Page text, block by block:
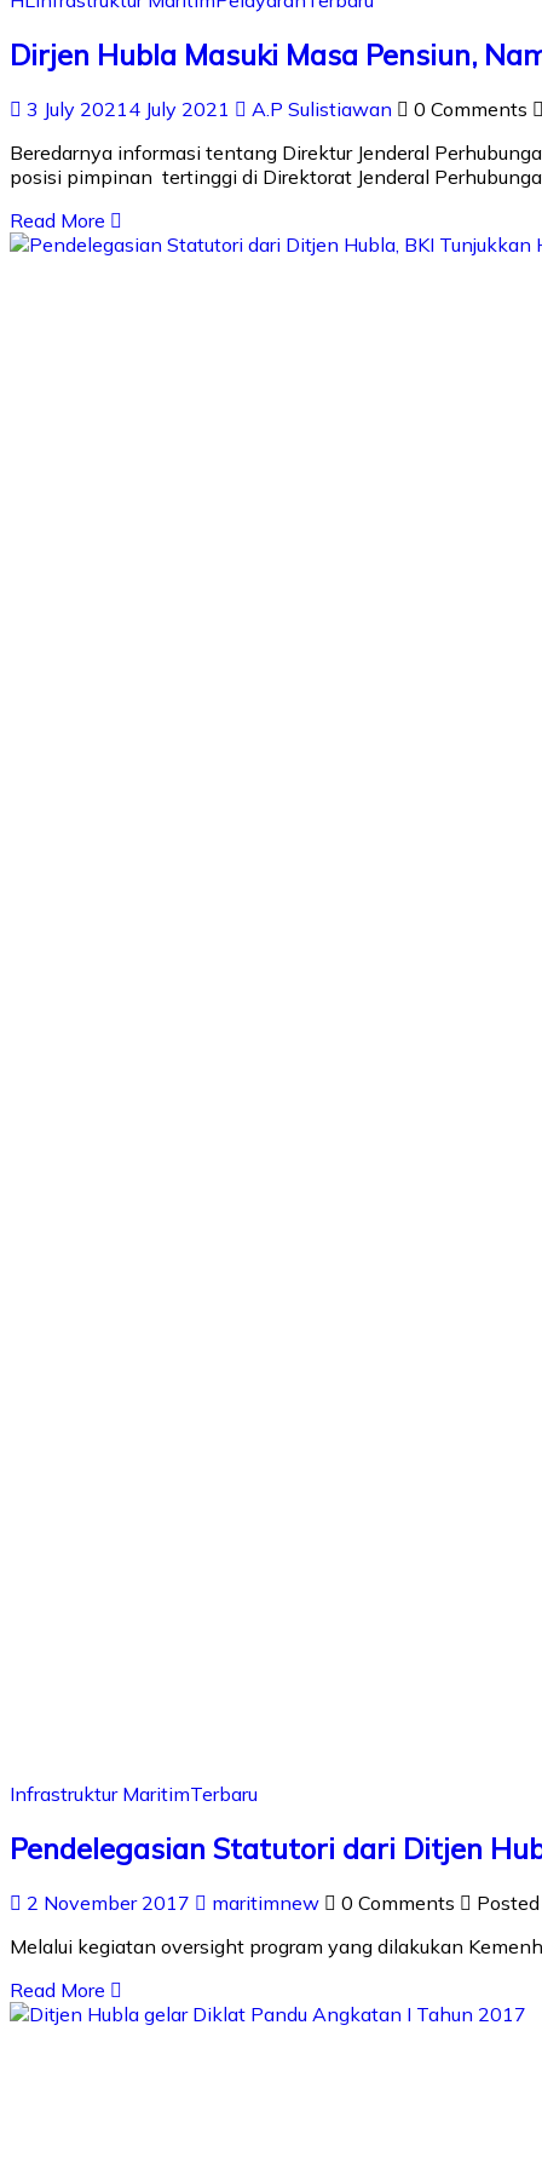
Dirjen Hubla Masuki Masa Pensiun,
3 July 20214 July 2021 A.P Sulistiawan 0 Comments
Beredarnya informasi tentang Direktur Jenderal
posisi pimpinan tertinggi di Direktorat Jenderal
Read More
Infrastruktur MaritimTerbaru
Pendelegasian Statutori dari Ditjen
2 November 2017 maritimnew 0 Comments
Melalui kegiatan oversight program yang dilakukan
Read More